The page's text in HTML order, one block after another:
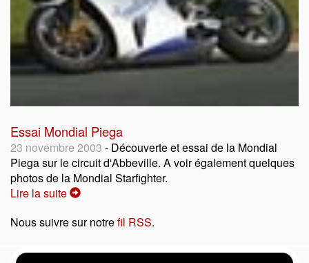
Essai Mondial Piega
23 novembre 2003 - Découverte et essai de la Mondial
Piega sur le circuit d'Abbeville. A voir également quelques
photos de la Mondial Starfighter.
Lire la suite
Nous suivre sur notrefil RSS.